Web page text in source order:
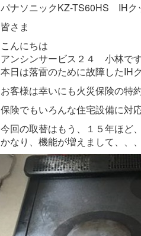
パナソニックKZ-TS60HS IHク
皆さま
こんにちは
アンシンサービス２４ 小林です
本日は落雷のために故障したIH
お客様は幸いにも火災保険の特
保険でもいろんな住宅設備に対
今回の取替はもう、１５年ほど
かなり、機能が増えまして、、、